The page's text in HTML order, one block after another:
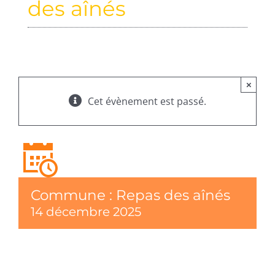
des aînés
Cet évènement est passé.
×
Commune : Repas des aînés
14 décembre 2025